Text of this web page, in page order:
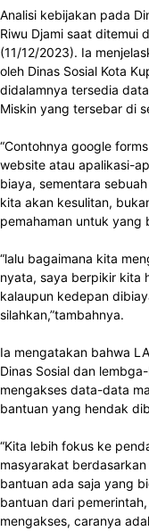
Analisi kebijakan pada
Riwu Djami saat ditemui
(11/12/2023). Ia
oleh Dinas Sosial Kota
didalamnya tersedia
Miskin yang tersebar di
“Contohnya google
website atau apalikasi-
biaya, sementara
kita akan kesulitan,
pemahaman untuk yang
“lalu bagaimana kita
nyata, saya berpikir kita
kalaupun kedepan
silahkan,”tambahnya.
Ia mengatakan bahwa
Dinas Sosial dan
mengakses data-data
bantuan yang hendak
“Kita lebih fokus ke
masyarakat
bantuan ada saja yang
bantuan dari
mengakses, caranya